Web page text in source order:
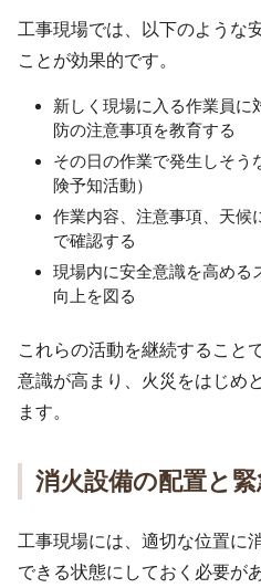
工事現場では、以下のような
ことが効果的です。
新しく現場に入る作業員に
防の注意事項を教育する
その日の作業で発生しそう
険予知活動）
作業内容、注意事項、天候
で確認する
現場内に安全意識を高める
向上を図る
これらの活動を継続すること
意識が高まり、火災をはじめ
ます。
消火設備の配置と
工事現場には、適切な位置に
できる状態にしておく必要が